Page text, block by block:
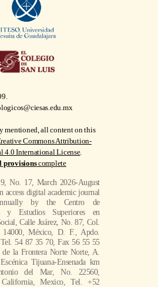
mentioned, all content on this
Commons Attribution-
4.0 International License.
provisionscomplete
No. 17, March 2026-August
access digital academic journal
by the Centro de
y Estudios Superiores en
Calle Juárez, No. 87, Col.
México, D. F., Apdo.
54 87 35 70, Fax 56 55 55
la Frontera Norte Norte, A.
Tijuana-Ensenada km
del Mar, No. 22560,
Mexico, Tel. +52